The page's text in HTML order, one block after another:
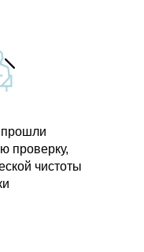
прошли
проверку,
чистоты